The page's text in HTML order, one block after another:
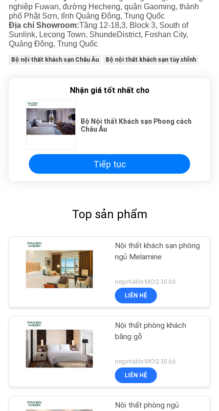
nghiệp Fuwan, đường Hecheng, quận Gaoming, thành
phố Phật Sơn, tỉnh Quảng Đông, Trung Quốc
Địa chỉ Showroom:Tầng 12-18,3, Block 3, South of
Sunlink, Lecong Town, ShundeDistrict, Foshan City,
Quảng Đông, Trung Quốc
Bộ nội thất khách sạn Châu Âu Bộ nội thất khách sạn tùy chỉnh
Nhận giá tốt nhất cho
Bộ Nội thất Khách sạn Phong cách
Châu Âu
Tiếp tục
Top sản phẩm
Nội thất khách sạn phòng
ngủ Melamine
negotiable MOQ:30 bộ
LIÊN HỆ
Nội thất phòng khách
bằng gỗ
negotiable MOQ:30 bộ
LIÊN HỆ
Nội thất phòng ngủ